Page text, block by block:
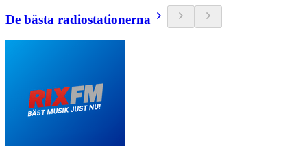
De bästa radiostationerna